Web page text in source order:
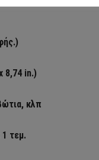
8,74 in.)
κλπ
τεμ.